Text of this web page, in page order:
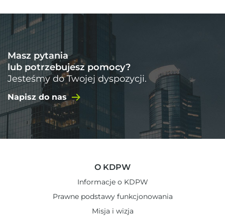
Masz pytania
lub potrzebujesz pomocy?
Jesteśmy do Twojej dyspozycji.
Napisz do nas
O KDPW
Informacje o KDPW
Prawne podstawy funkcjonowania
Misja i wizja